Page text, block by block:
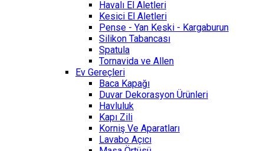
Havalı El Aletleri
Kesici El Aletleri
Pense - Yan Keski - Kargaburun
Silikon Tabancası
Spatula
Tornavida ve Allen
Ev Gereçleri
Baca Kapağı
Duvar Dekorasyon Ürünleri
Havluluk
Kapı Zili
Korniş Ve Aparatları
Lavabo Açıcı